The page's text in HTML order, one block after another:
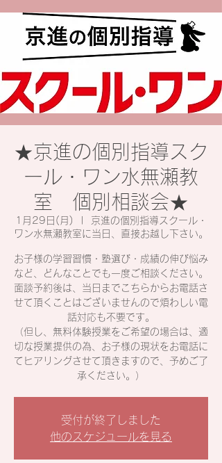
★京進の個別指導スク
ール・ワン水無瀬教
室 個別相談会★
1月29日(月)
京進の個別指導スクール・
ワン水無瀬教室に当日、直接お越し下さい。
お子様の学習習慣・塾選び・成績の伸び悩み
など、どんなことでも一度ご相談ください。
面談予約後は、当日までこちらからお電話さ
せて頂くことはございませんので煩わしい電
話対応も不要です。
（但し、無料体験授業をご希望の場合は、適
切な授業提供の為、お子様の現状をお電話に
てヒアリングさせて頂きますので、予めご了
承ください。）
受付が終了しました
他のスケジュールを見る